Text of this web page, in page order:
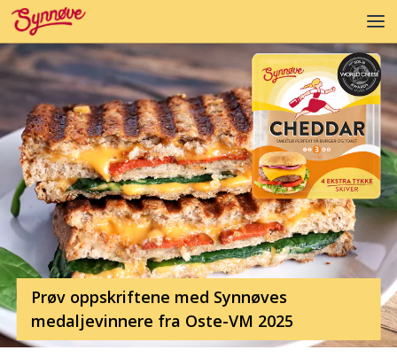
Prøv oppskriftene med Synnøves
medaljevinnere fra Oste-VM 2025